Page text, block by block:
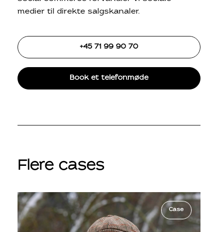
medier til direkte salgskanaler.
+45 71 99 90 70
Book et telefonmøde
Flere cases
Case